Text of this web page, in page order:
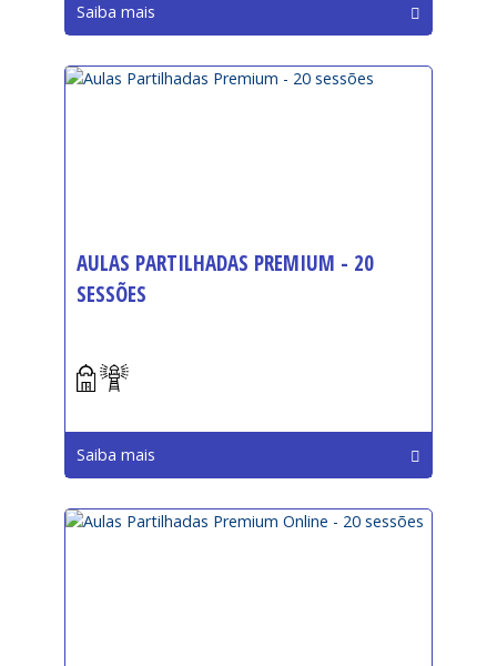
Saiba mais
AULAS PARTILHADAS PREMIUM - 20
SESSÕES
Saiba mais